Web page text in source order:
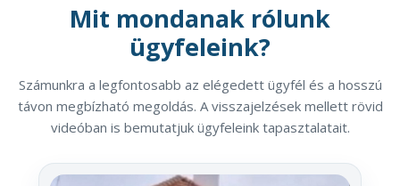
Mit mondanak rólunk
ügyfeleink?
Számunkra a legfontosabb az elégedett ügyfél és a hosszú
távon megbízható megoldás. A visszajelzések mellett rövid
videóban is bemutatjuk ügyfeleink tapasztalatait.